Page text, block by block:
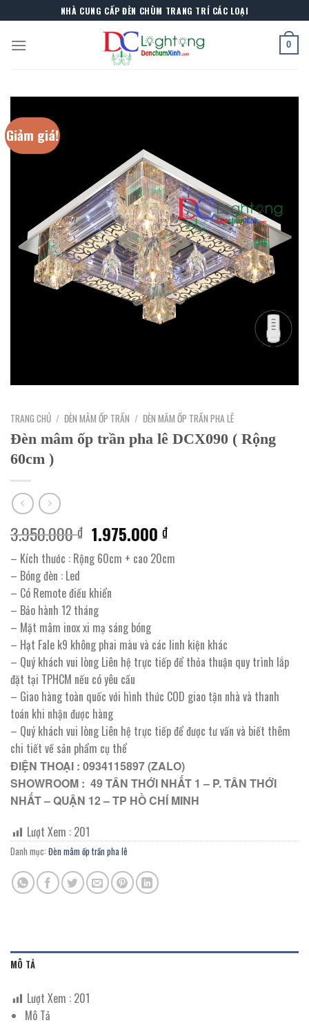
to
content
NHÀ CUNG CẤP ĐÈN CHÙM TRANG TRÍ CÁC LOẠI
0
Giảm giá!
TRANG CHỦ / ĐÈN MÂM ỐP TRẦN / ĐÈN MÂM ỐP TRẦN PHA LÊ
Đèn mâm ốp trần pha lê DCX090 ( Rộng
60cm )
3.950.000₫ Giá
gốc
là:
3.950.000 ₫.
1.975.000₫Giá
hiện
tại
– Kích thước : Rộng 60cm + cao 20cm
– Bóng đèn : Led
– Có Remote điều khiển
– Bảo hành 12 tháng
– Mặt mâm inox xi mạ sáng bóng
– Hạt Fale k9 không phai màu và các linh kiện khác
– Quý khách vui lòng Liên hệ trực tiếp để thỏa thuận quy trình lắp
đặt tại TPHCM nếu có yêu cầu
– Giao hàng toàn quốc với hình thức COD giao tận nhà và thanh
toán khi nhận được hàng
– Quý khách vui lòng Liên hệ trực tiếp để được tư vấn và biết thêm
chi tiết về sản phẩm cụ thể
ĐIỆN THOẠI : 0934115897 (ZALO)
SHOWROOM : 49 TÂN THỚI NHẤT 1 – P. TÂN THỚI
NHẤT – QUẬN 12 – TP HỒ CHÍ MINH
Lượt Xem : 201
Danh mục: Đèn mâm ốp trần pha lê
MÔ TẢ
Lượt Xem : 201
Mô Tả